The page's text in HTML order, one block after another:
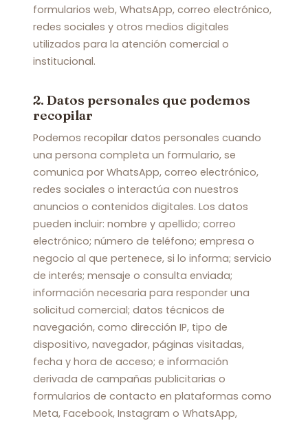
formularios web, WhatsApp, correo electrónico,
redes sociales y otros medios digitales
utilizados para la atención comercial o
institucional.
2. Datos personales que podemos
recopilar
Podemos recopilar datos personales cuando
una persona completa un formulario, se
comunica por WhatsApp, correo electrónico,
redes sociales o interactúa con nuestros
anuncios o contenidos digitales. Los datos
pueden incluir: nombre y apellido; correo
electrónico; número de teléfono; empresa o
negocio al que pertenece, si lo informa; servicio
de interés; mensaje o consulta enviada;
información necesaria para responder una
solicitud comercial; datos técnicos de
navegación, como dirección IP, tipo de
dispositivo, navegador, páginas visitadas,
fecha y hora de acceso; e información
derivada de campañas publicitarias o
formularios de contacto en plataformas como
Meta, Facebook, Instagram o WhatsApp,